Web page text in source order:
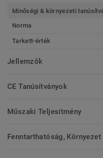
Minőségi & környezeti
Norma
Tarkett-érték
Jellemzők
CE Tanúsítványok
Műszaki Teljesítmény
Fenntarthatóság,